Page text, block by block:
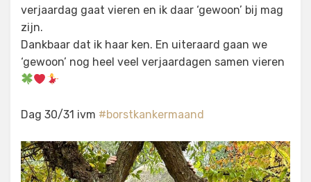
verjaardag gaat vieren en ik daar ‘gewoon’ bij mag
zijn.
Dankbaar dat ik haar ken. En uiteraard gaan we
‘gewoon’ nog heel veel verjaardagen samen vieren
Dag 30/31 ivm #borstkankermaand